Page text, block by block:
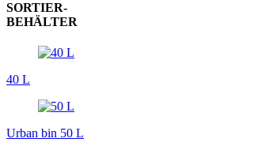
SORTIER-
BEHÄLTER
40 L
Urban bin 50 L